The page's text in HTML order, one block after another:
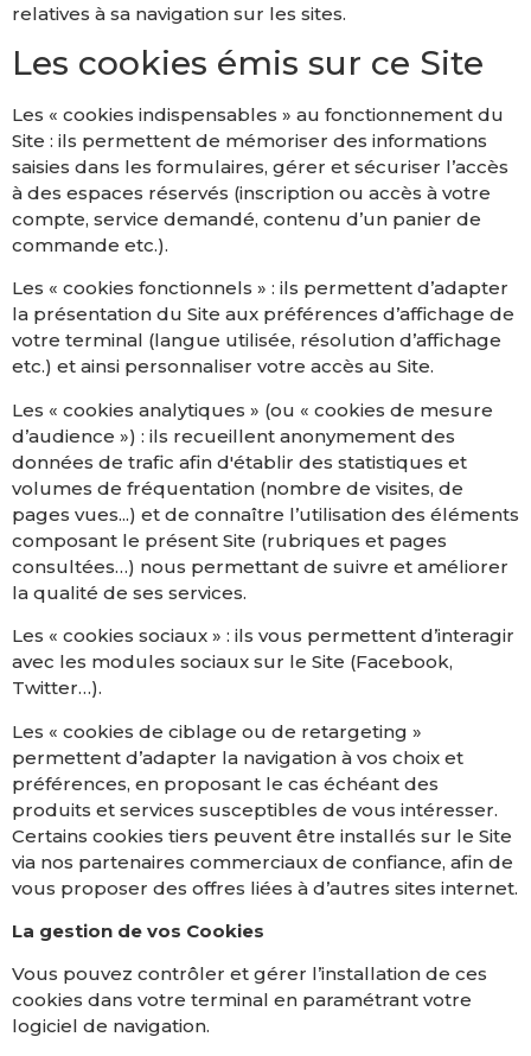
relatives à sa navigation sur les sites.
Les cookies émis sur ce Site
Les « cookies indispensables » au fonctionnement du
Site : ils permettent de mémoriser des informations
saisies dans les formulaires, gérer et sécuriser l’accès
à des espaces réservés (inscription ou accès à votre
compte, service demandé, contenu d’un panier de
commande etc.).
Les « cookies fonctionnels » : ils permettent d’adapter
la présentation du Site aux préférences d’affichage de
votre terminal (langue utilisée, résolution d’affichage
etc.) et ainsi personnaliser votre accès au Site.
Les « cookies analytiques » (ou « cookies de mesure
d’audience ») : ils recueillent anonymement des
données de trafic afin d'établir des statistiques et
volumes de fréquentation (nombre de visites, de
pages vues...) et de connaître l’utilisation des éléments
composant le présent Site (rubriques et pages
consultées…) nous permettant de suivre et améliorer
la qualité de ses services.
Les « cookies sociaux » : ils vous permettent d’interagir
avec les modules sociaux sur le Site (Facebook,
Twitter…).
Les « cookies de ciblage ou de retargeting »
permettent d’adapter la navigation à vos choix et
préférences, en proposant le cas échéant des
produits et services susceptibles de vous intéresser.
Certains cookies tiers peuvent être installés sur le Site
via nos partenaires commerciaux de confiance, afin de
vous proposer des offres liées à d’autres sites internet.
La gestion de vos Cookies
Vous pouvez contrôler et gérer l’installation de ces
cookies dans votre terminal en paramétrant votre
logiciel de navigation.